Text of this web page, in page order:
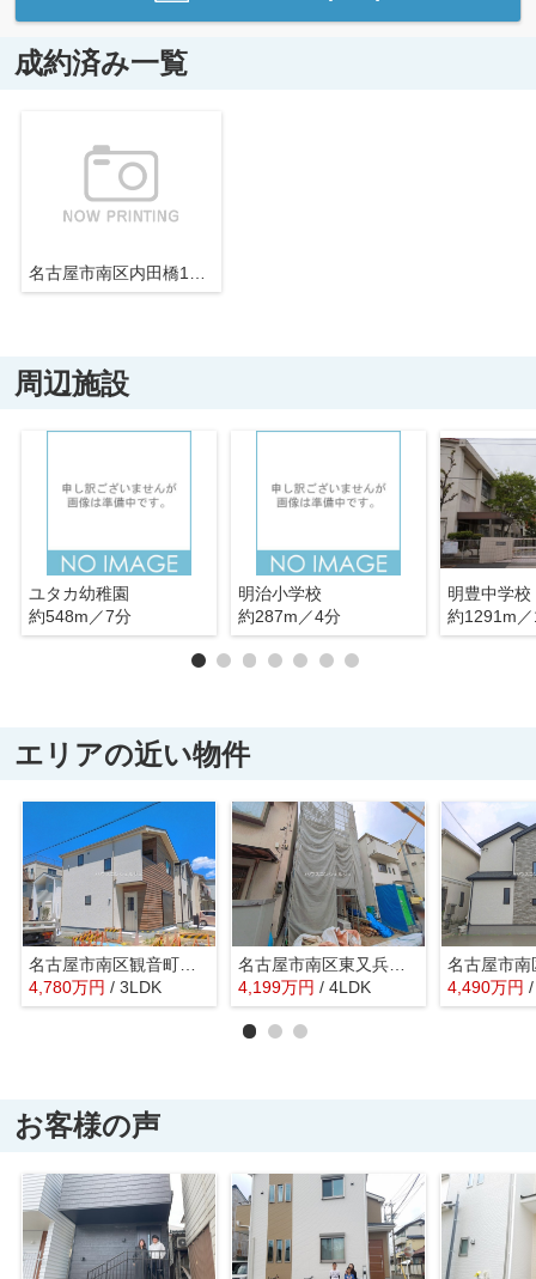
成約済み一覧
名古屋市南区内田橋1丁目32−5【仲介手数料無料】新築一戸建て
周辺施設
ユタカ幼稚園
約548m／7分
明治小学校
約287m／4分
明豊中学校
約1291m
エリアの近い物件
名古屋市南区観音町５丁目106『仲介料無料』新築戸建て 3号棟
4,780万円 / 3LDK
名古屋市南区東又兵ヱ町３丁目33-4【仲介手数料無料】新築一戸建て 1号棟
4,199万円 / 4LDK 4,490万円
お客様の声